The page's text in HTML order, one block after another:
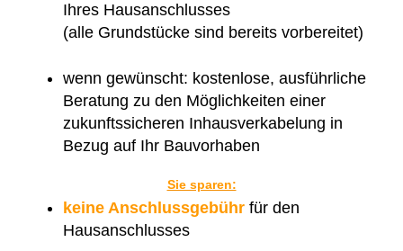
Ihres Hausanschlusses
(alle Grundstücke sind bereits vorbereitet)
wenn gewünscht: kostenlose, ausführliche
Beratung zu den Möglichkeiten einer
zukunftssicheren Inhausverkabelung in
Bezug auf Ihr Bauvorhaben
Sie sparen:
keine Anschlussgebühr für den
Hausanschlusses